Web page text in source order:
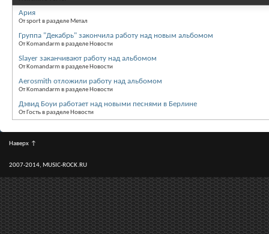
Ария
От sport в разделе Метал
Группа "Декабрь" закончила работу над новым альбомом
От Komandarm в разделе Новости
Slayer заканчивают работу над альбомом
От Komandarm в разделе Новости
Aerosmith отложили работу над альбомом
От Komandarm в разделе Новости
Дэвид Боуи работает над новыми песнями в Берлине
От Гость в разделе Новости
Наверх ↑
2007-2014, MUSIC-ROCK.RU